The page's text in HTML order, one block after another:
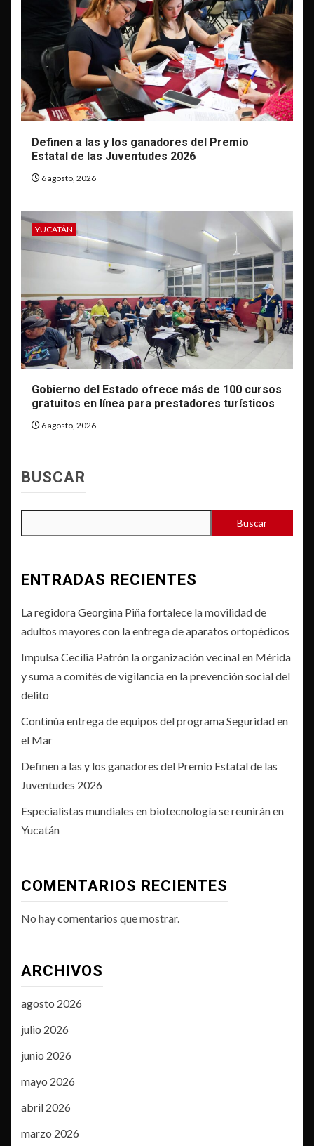
Definen a las y los ganadores del Premio
Estatal de las Juventudes 2026
6 agosto, 2026
YUCATÁN
Gobierno del Estado ofrece más de 100 cursos
gratuitos en línea para prestadores turísticos
6 agosto, 2026
BUSCAR
Buscar
ENTRADAS RECIENTES
La regidora Georgina Piña fortalece la movilidad de
adultos mayores con la entrega de aparatos ortopédicos
Impulsa Cecilia Patrón la organización vecinal en Mérida
y suma a comités de vigilancia en la prevención social del
delito
Continúa entrega de equipos del programa Seguridad en
el Mar
Definen a las y los ganadores del Premio Estatal de las
Juventudes 2026
Especialistas mundiales en biotecnología se reunirán en
Yucatán
COMENTARIOS RECIENTES
No hay comentarios que mostrar.
ARCHIVOS
agosto 2026
julio 2026
junio 2026
mayo 2026
abril 2026
marzo 2026